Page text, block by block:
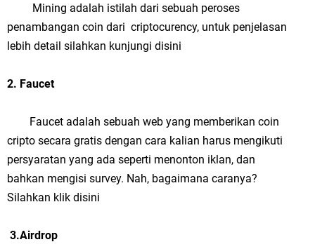
Mining adalah istilah dari sebuah peroses
penambangan coin dari criptocurency, untuk penjelasan
lebih detail silahkan kunjungi disini
2. Faucet
Faucet adalah sebuah web yang memberikan coin
cripto secara gratis dengan cara kalian harus mengikuti
persyaratan yang ada seperti menonton iklan, dan
bahkan mengisi survey. Nah, bagaimana caranya?
Silahkan klik disini
3.Airdrop